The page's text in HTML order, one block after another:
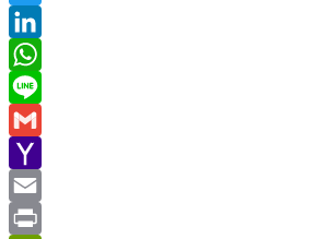
Twitter
LinkedIn
WhatsApp
Line
Gmail
Yahoo
Mail
Email